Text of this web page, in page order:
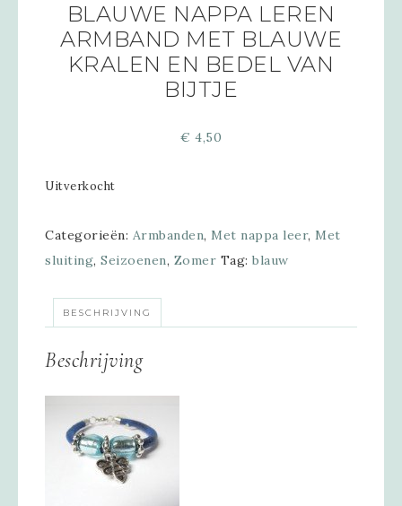
BLAUWE NAPPA LEREN
ARMBAND MET BLAUWE
KRALEN EN BEDEL VAN
BIJTJE
€ 4,50
Uitverkocht
Categorieën: Armbanden, Met nappa leer, Met
sluiting, Seizoenen, Zomer Tag: blauw
BESCHRIJVING
Beschrijving